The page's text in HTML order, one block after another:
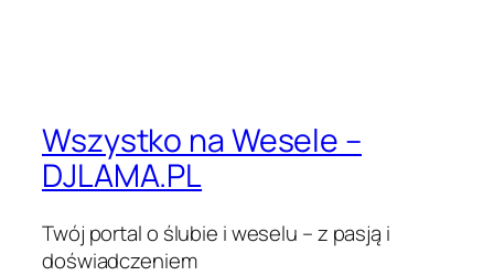
Wszystko na Wesele –
DJLAMA.PL
Twój portal o ślubie i weselu – z pasją i
doświadczeniem